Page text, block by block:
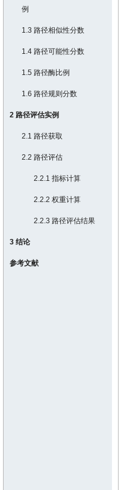
例
1.3 路径相似性分数
1.4 路径可能性分数
1.5 路径酶比例
1.6 路径规则分数
2 路径评估实例
2.1 路径获取
2.2 路径评估
2.2.1 指标计算
2.2.2 权重计算
2.2.3 路径评估结果
3 结论
参考文献